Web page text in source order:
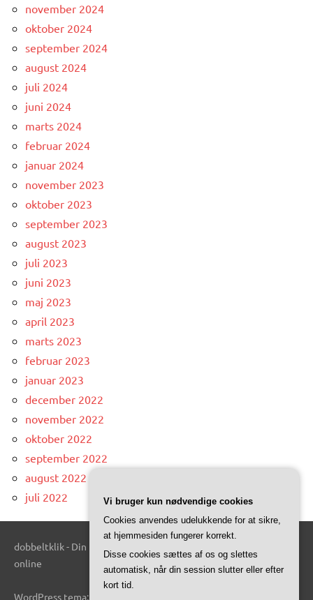
november 2024
oktober 2024
september 2024
august 2024
juli 2024
juni 2024
marts 2024
februar 2024
januar 2024
november 2023
oktober 2023
september 2023
august 2023
juli 2023
juni 2023
maj 2023
april 2023
marts 2023
februar 2023
januar 2023
december 2022
november 2022
oktober 2022
september 2022
august 2022
juli 2022
dobbeltklik - Din kilde til interessante og informative artikler
online
WordPress tema: Dynamico by ThemeZee.
Vi bruger kun nødvendige cookies
Cookies anvendes udelukkende for at sikre,
at hjemmesiden fungerer korrekt.
Disse cookies sættes af os og slettes
automatisk, når din session slutter eller efter
kort tid.